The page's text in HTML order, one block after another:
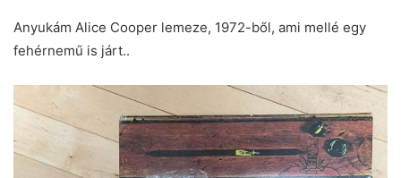
Anyukám Alice Cooper lemeze, 1972-ből, ami mellé egy
fehérnemű is járt..